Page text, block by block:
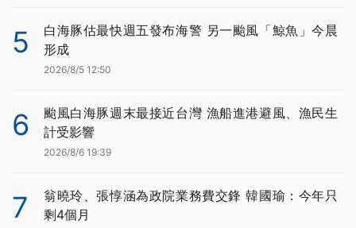
5
白海豚估最快週五發布海警 另一颱風「鯨魚」今晨
形成
2026/8/5 12:50
6
颱風白海豚週末最接近台灣 漁船進港避風、漁民生
計受影響
2026/8/6 19:39
7
翁曉玲、張惇涵為政院業務費交鋒 韓國瑜：今年只
剩4個月